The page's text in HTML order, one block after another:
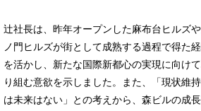
辻社長は、昨年オープンした麻布台ヒルズ
ノ門ヒルズが街として成熟する過程で得た
を活かし、新たな国際新都心の実現に向け
り組む意欲を示しました。また、「現状維
は未来はない」との考えから、森ビルの成